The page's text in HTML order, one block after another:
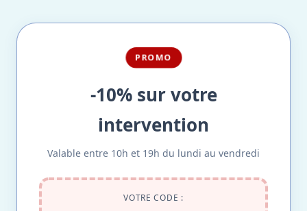
PROMO
-10% sur votre
intervention
Valable entre 10h et 19h du lundi au vendredi
VOTRE CODE :